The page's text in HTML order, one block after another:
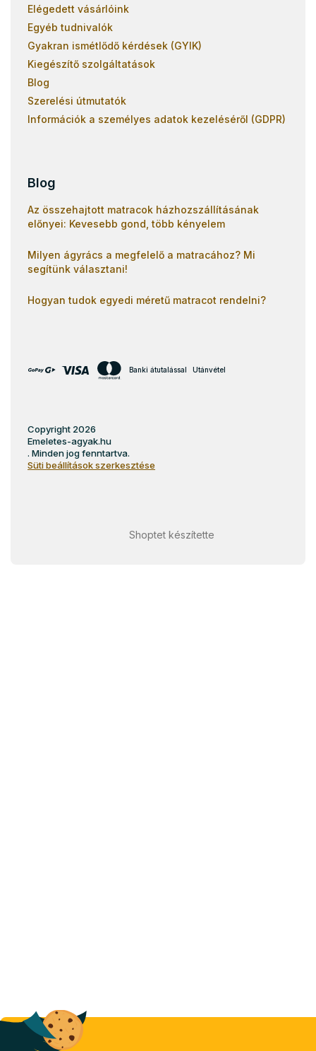
Elégedett vásárlóink
Egyéb tudnivalók
Gyakran ismétlődő kérdések (GYIK)
Kiegészítő szolgáltatások
Blog
Szerelési útmutatók
Információk a személyes adatok kezeléséről (GDPR)
Blog
Az összehajtott matracok házhozszállításának
előnyei: Kevesebb gond, több kényelem
Milyen ágyrács a megfelelő a matracához? Mi
segítünk választani!
Hogyan tudok egyedi méretű matracot rendelni?
Banki átutalással Utánvétel
Shoptet készítette
Copyright 2026
Emeletes-agyak.hu
. Minden jog fenntartva.
Süti beállítások szerkesztése